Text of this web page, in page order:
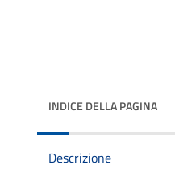
INDICE DELLA PAGINA
Descrizione